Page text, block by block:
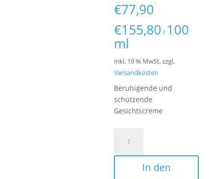
€77,90
€155,80 / 100
ml
inkl. 19 % MwSt.zzgl.
Versandkosten
Beruhigende und
schützende
Gesichtscreme
JOSEPH
In den